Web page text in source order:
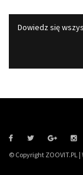
​Dowiedz się
© Copyright ZOOVIT.PL